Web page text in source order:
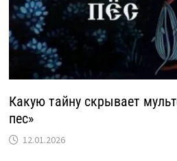
Какую тайну скрывает
пес»
12.01.2026